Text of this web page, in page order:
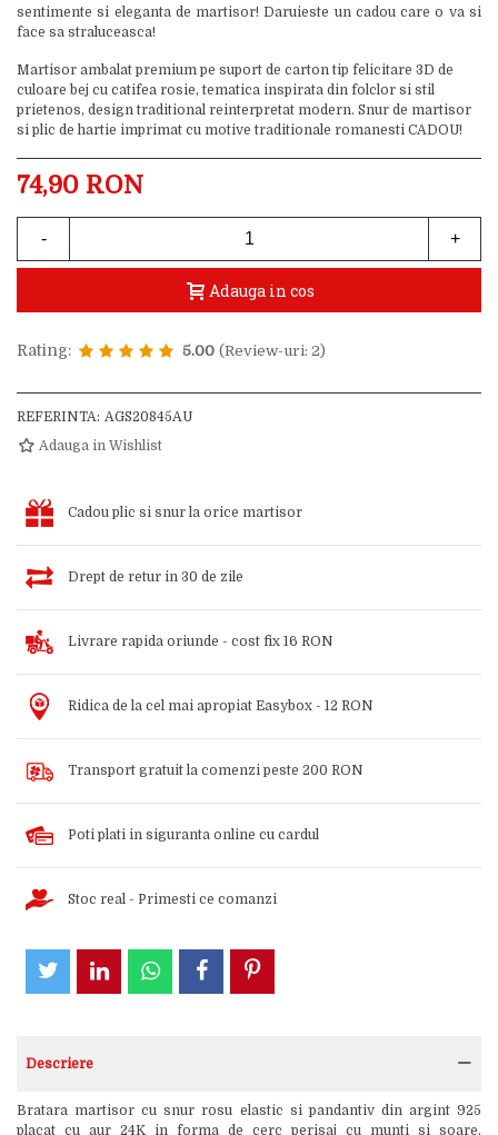
sentimente si eleganta de martisor! Daruieste un cadou care o va si
face sa straluceasca!
Martisor ambalat premium pe suport de carton tip felicitare 3D de
culoare bej cu catifea rosie, tematica inspirata din folclor si stil
prietenos, design traditional reinterpretat modern. Snur de martisor
si plic de hartie imprimat cu motive traditionale romanesti CADOU!
74,90 RON
- +
Adauga in cos
Rating: 5.00 (Review-uri: 2)
REFERINTA: AGS20845AU
Adauga in Wishlist
Cadou plic si snur la orice martisor
Drept de retur in 30 de zile
Livrare rapida oriunde - cost fix 16 RON
Ridica de la cel mai apropiat Easybox - 12 RON
Transport gratuit la comenzi peste 200 RON
Poti plati in siguranta online cu cardul
Stoc real - Primesti ce comanzi
Descriere
Bratara martisor cu snur rosu elastic si pandantiv din argint 925
placat cu aur 24K in forma de cerc perisaj cu munti si soare.